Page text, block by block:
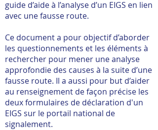
guide d’aide à l’analyse d’un EIGS en lien
avec une fausse route.
Ce document a pour objectif d’aborder
les questionnements et les éléments à
rechercher pour mener une analyse
approfondie des causes à la suite d’une
fausse route. Il a aussi pour but d’aider
au renseignement de façon précise les
deux formulaires de déclaration d'un
EIGS sur le portail national de
signalement.